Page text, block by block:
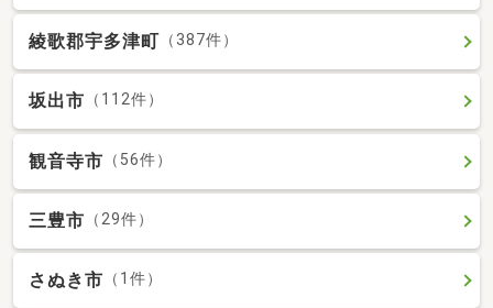
綾歌郡宇多津町 （387件）
坂出市 （112件）
観音寺市 （56件）
三豊市 （29件）
さぬき市 （1件）